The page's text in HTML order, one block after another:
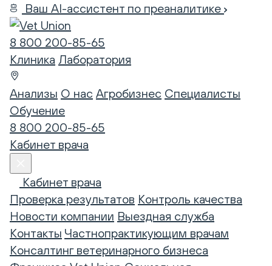
Ваш AI-ассистент по преаналитике
8 800 200-85-65
Клиника Лаборатория
Анализы О нас Агробизнес Специалисты
Обучение
8 800 200-85-65
Кабинет врача
Кабинет врача
Проверка результатов Контроль качества
Новости компании Выездная служба
Контакты Частнопрактикующим врачам
Консалтинг ветеринарного бизнеса